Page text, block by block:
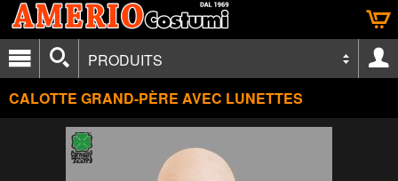
PRODUITS
CALOTTE GRAND-PÈRE AVEC LUNETTES